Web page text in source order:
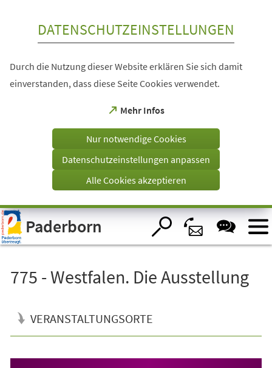
Visuelle
Assistenzsoftware
öffnen.
DATENSCHUTZEINSTELLUNGEN
Durch die Nutzung dieser Website erklären Sie sich damit
einverstanden, dass diese Seite Cookies verwendet.
Mehr Infos
(Öffnet
einem
Tab)
Nur notwendige Cookies
Datenschutzeinstellungen anpassen
Alle Cookies akzeptieren
Paderborn
775 - Westfalen. Die Ausstellung
VERANSTALTUNGSORTE